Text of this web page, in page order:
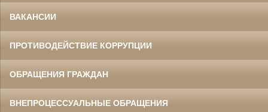
ВАКАНСИИ
ПРОТИВОДЕЙСТВИЕ КОРРУПЦИИ
ОБРАЩЕНИЯ ГРАЖДАН
ВНЕПРОЦЕССУАЛЬНЫЕ ОБРАЩЕНИЯ